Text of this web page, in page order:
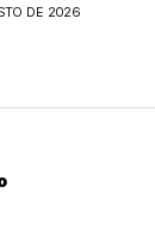
DE 2026